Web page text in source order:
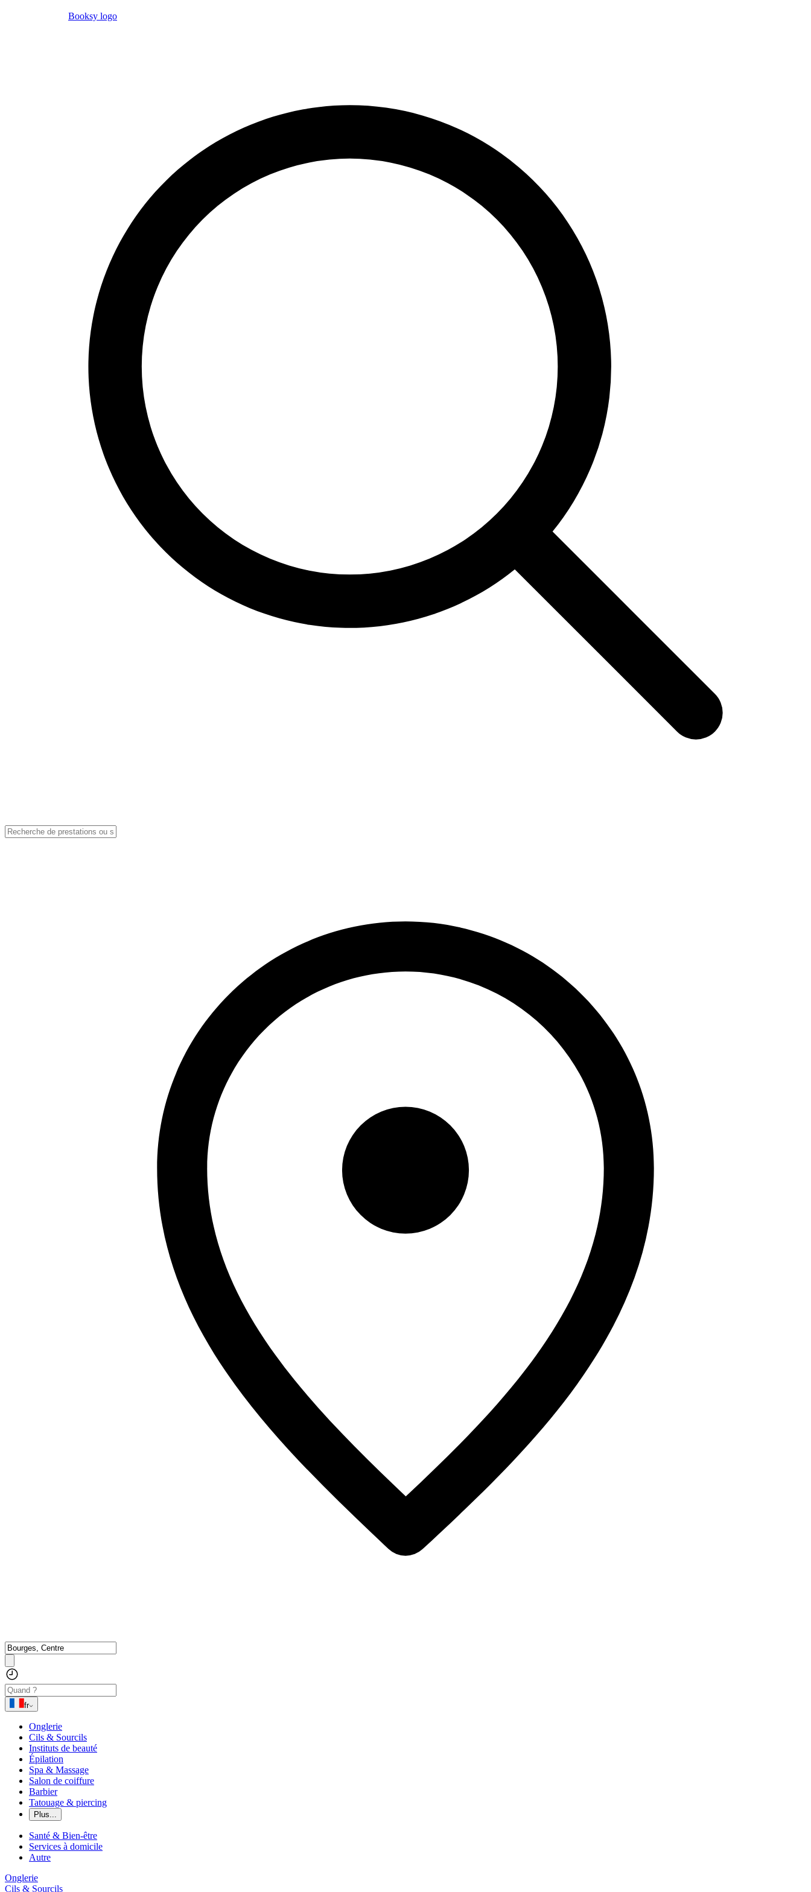
Booksy logo
fr
Onglerie
Cils & Sourcils
Instituts de beauté
Épilation
Spa & Massage
Salon de coiffure
Barbier
Tatouage & piercing
Plus...
Santé & Bien-être
Services à domicile
Autre
Onglerie
Cils & Sourcils